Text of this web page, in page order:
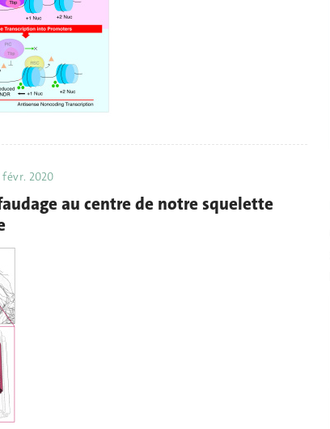
févr. 2020
au centre de notre squelette